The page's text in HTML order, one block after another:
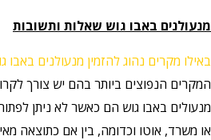
מנעולנים באבו גוש שאלות ותשובות
באילו מקרים נהוג להזמין מנעולנים באבו
המקרים הנפוצים ביותר בהם יש צורך
מנעולים באבו גוש הם כאשר לא ניתן
או משרד, אוטו וכדומה, בין אם כתוצאה